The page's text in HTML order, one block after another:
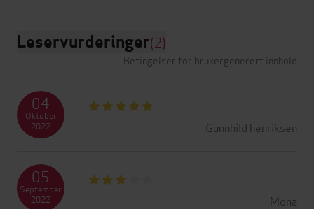
Leservurderinger(2)
Betingelser for brukergenerert innhold
Gunnhild henriksen
04
Oktober
2022
Mona
05
September
2022